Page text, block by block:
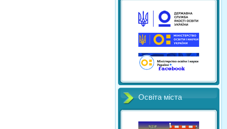
Освіта міста